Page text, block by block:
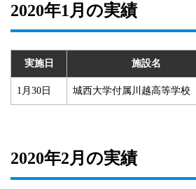
2020年1月の実績
実施日 施設名
1月30日 城西大学付属川越高等学校
2020年2月の実績